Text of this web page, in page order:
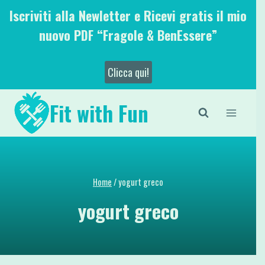
SaltaIscriviti alla Newletter e Ricevi gratis il mio
nuovo PDF “Fragole & BenEssere”
Clicca qui!
Fit with Fun
Home/yogurt greco
yogurt greco